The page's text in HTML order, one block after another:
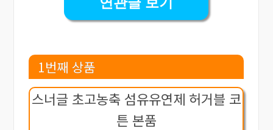
1번째 상품
스너글 초고농축 섬유유연제 허거블 코
튼 본품